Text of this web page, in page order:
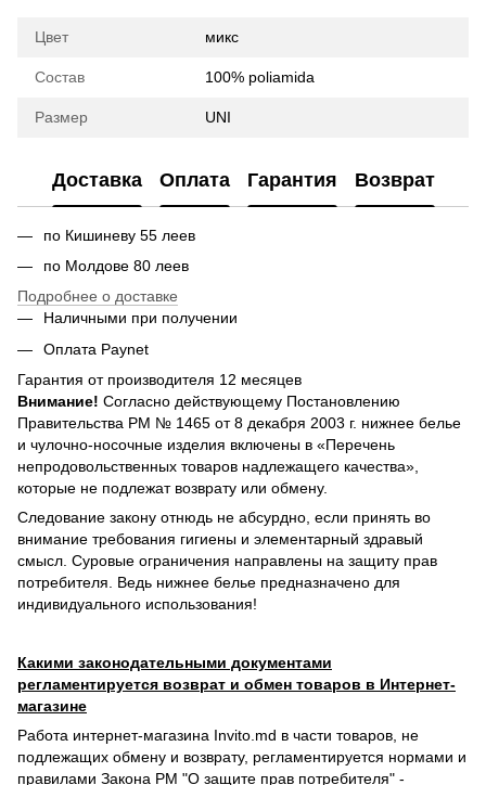
Цвет микс
Состав 100% poliamida
Размер UNI
Доставка Оплата Гарантия Возврат
по Кишиневу 55 леев
по Молдове 80 леев
Подробнее о доставке
Наличными при получении
Оплата Paynet
Гарантия от производителя 12 месяцев
Внимание! Согласно действующему Постановлению
Правительства РМ № 1465 от 8 декабря 2003 г. нижнее белье
и чулочно-носочные изделия включены в «Перечень
непродовольственных товаров надлежащего качества»,
которые не подлежат возврату или обмену.
Следование закону отнюдь не абсурдно, если принять во
внимание требования гигиены и элементарный здравый
смысл. Суровые ограничения направлены на защиту прав
потребителя. Ведь нижнее белье предназначено для
индивидуального использования!
Какими законодательными документами
регламентируется возврат и обмен товаров в Интернет-
магазине
Работа интернет-магазина Invito.md в части товаров, не
подлежащих обмену и возврату, регламентируется нормами и
правилами Закона РМ "О защите прав потребителя" -